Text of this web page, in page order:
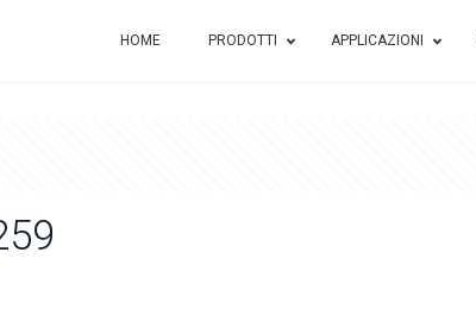
HOME PRODOTTI APPLICAZIONI